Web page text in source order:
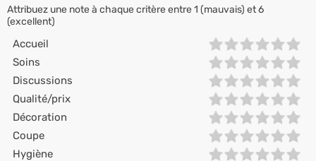
Attribuez une note à chaque critère entre 1 (mauvais) et 6
(excellent)
Accueil
Soins
Discussions
Qualité/prix
Décoration
Coupe
Hygiène